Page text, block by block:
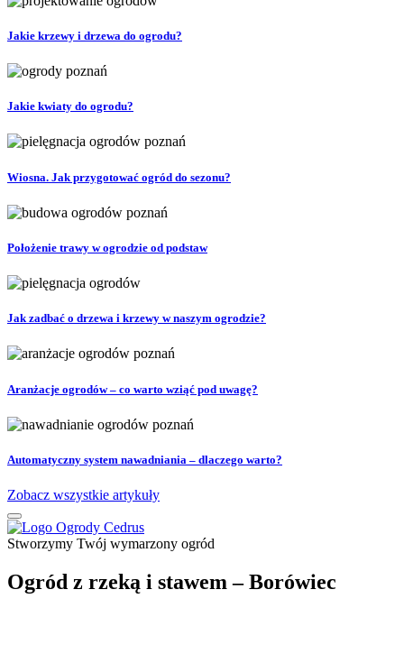
Jakie krzewy i drzewa do ogrodu?
Jakie kwiaty do ogrodu?
Wiosna. Jak przygotować ogród do sezonu?
Położenie trawy w ogrodzie od podstaw
Jak zadbać o drzewa i krzewy w naszym ogrodzie?
Aranżacje ogrodów – co warto wziąć pod uwagę?
Automatyczny system nawadniania – dlaczego warto?
Zobacz wszystkie artykuły
Stworzymy Twój wymarzony ogród
Ogród z rzeką i stawem – Borówiec